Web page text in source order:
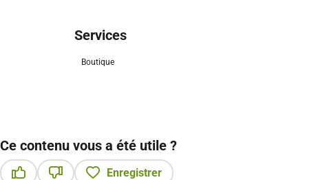
Services
Boutique
Ce contenu vous a été utile ?
Enregistrer